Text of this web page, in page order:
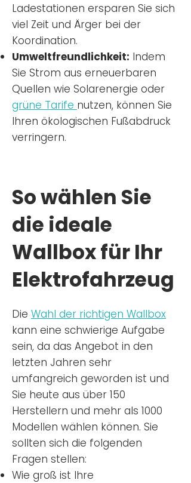
Ladestationen ersparen Sie sich
viel Zeit und Ärger bei der
Koordination.
Umweltfreundlichkeit: Indem
Sie Strom aus erneuerbaren
Quellen wie Solarenergie oder
grüne Tarife nutzen, können Sie
Ihren ökologischen Fußabdruck
verringern.
So wählen Sie
die ideale
Wallbox für Ihr
Elektrofahrzeug
Die Wahl der richtigen Wallbox
kann eine schwierige Aufgabe
sein, da das Angebot in den
letzten Jahren sehr
umfangreich geworden ist und
Sie heute aus über 150
Herstellern und mehr als 1000
Modellen wählen können. Sie
sollten sich die folgenden
Fragen stellen:
Wie groß ist Ihre